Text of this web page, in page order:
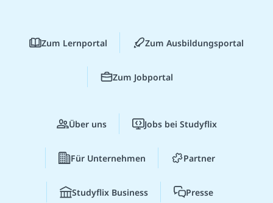
Zum Lernportal Zum Ausbildungsportal
Zum Jobportal
Über uns Jobs bei Studyflix
Für Unternehmen Partner
Studyflix Business Presse